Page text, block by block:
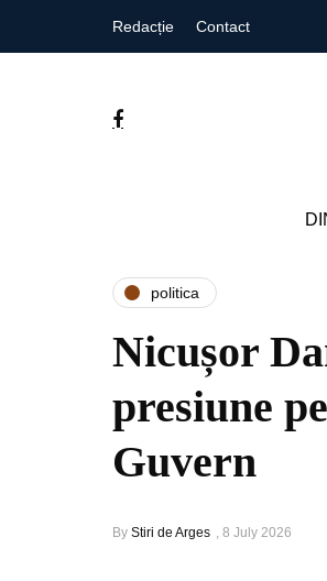
Redacție Contact
politica
Nicușor
presiune
Guvern
By Stiri de Arges , 8 July 2026